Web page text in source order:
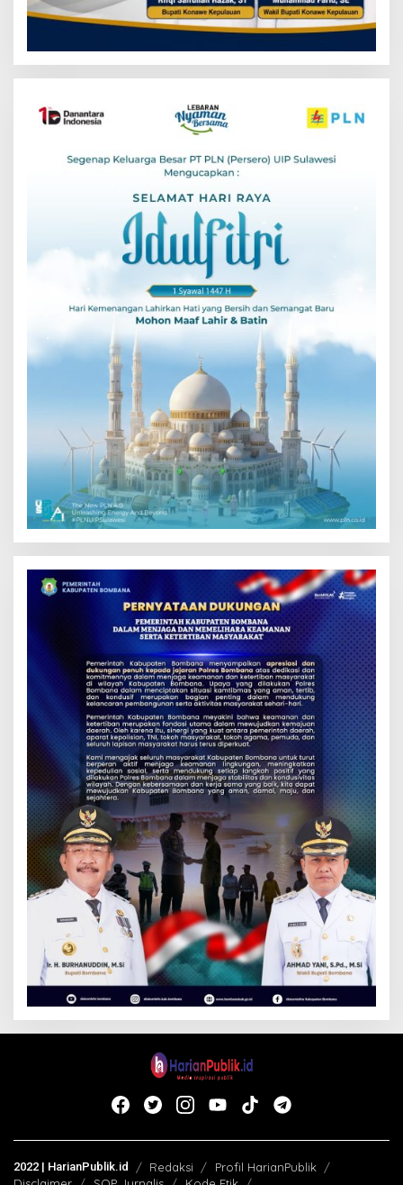
2022 | HarianPublik.id Redaksi
Profil HarianPublik